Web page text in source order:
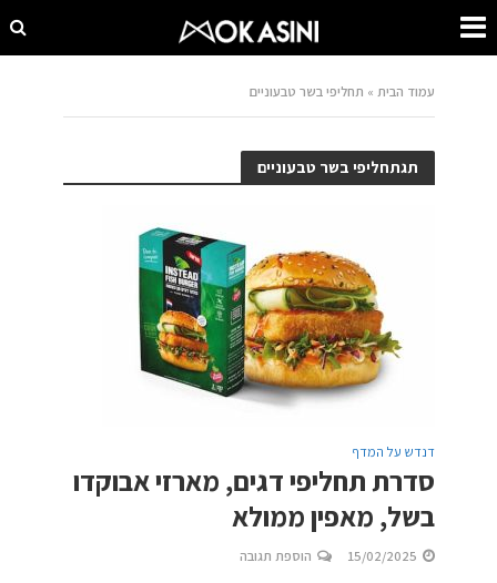
עמוד הבית » תחליפי בשר טבעוניים
תגתחליפי בשר טבעוניים
דנדש על המדף
סדרת תחליפי דגים, מארזי אבוקדו
בשל, מאפין ממולא
15/02/2025 הוספת תגובה